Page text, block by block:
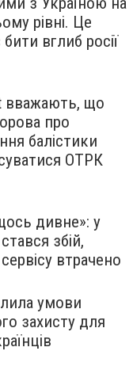
рівні. Це
вглиб росії
вважають, що
про
балістики
ОТРК
дивне»: у
збій,
втрачено
умови
захисту для